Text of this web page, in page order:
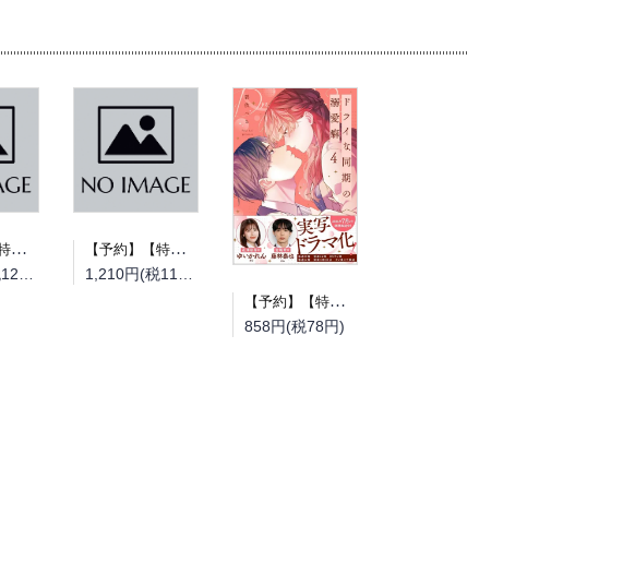
【予約】【特典付き】とある町でおきた百の怪異について 下（08/19頃発送予定）
【予約】【特典付き】とある町でおきた百の怪異について 上（08/19頃発送予定）
【予約】【特典付き】ドライな同期の溺愛癖 4（08/18頃発送予定）
858円(税78円)